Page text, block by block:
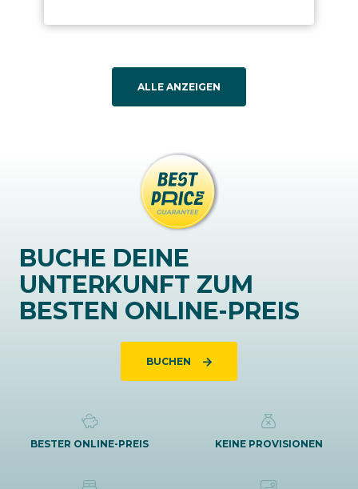
ALLE ANZEIGEN
BUCHE DEINE
UNTERKUNFT ZUM
BESTEN ONLINE-PREIS
BUCHEN
BESTER ONLINE-PREIS KEINE PROVISIONEN